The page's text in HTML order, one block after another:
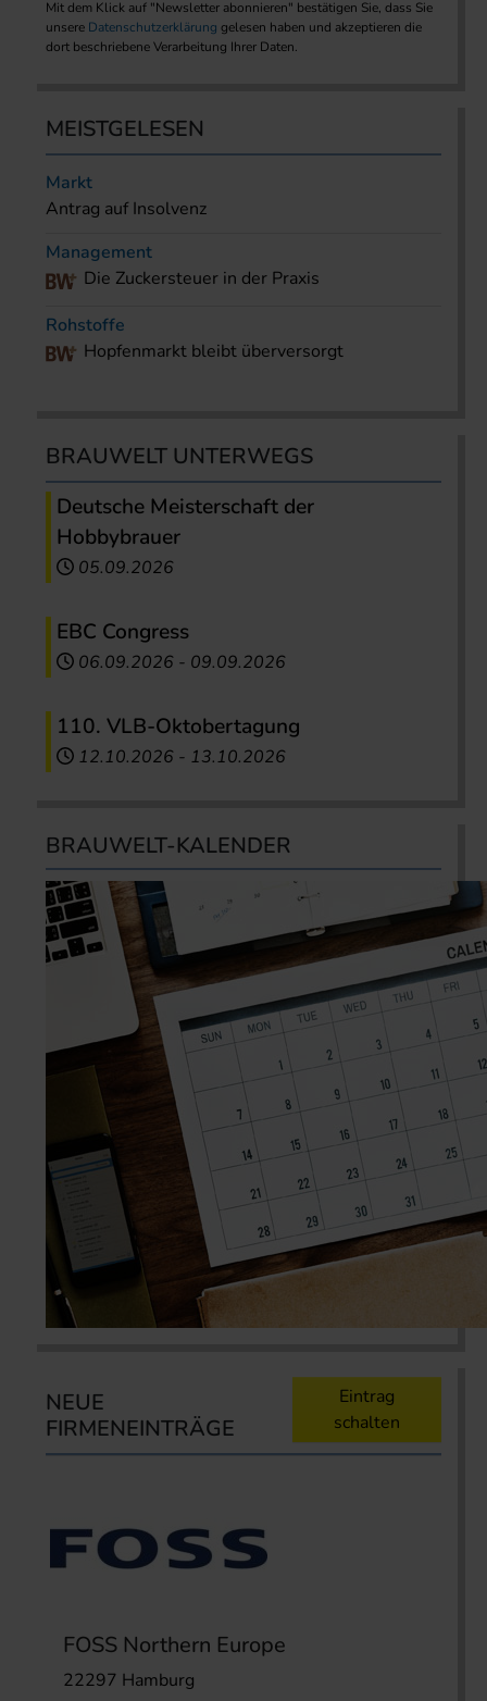
Mit dem Klick auf "Newsletter abonnieren" bestätigen Sie, dass Sie
unsere Datenschutzerklärung gelesen haben und akzeptieren die
dort beschriebene Verarbeitung Ihrer Daten.
MEISTGELESEN
Markt
Antrag auf Insolvenz
Management
Die Zuckersteuer in der Praxis
Rohstoffe
Hopfenmarkt bleibt überversorgt
BRAUWELT UNTERWEGS
Deutsche Meisterschaft der
Hobbybrauer
05.09.2026
EBC Congress
06.09.2026 - 09.09.2026
110. VLB-Oktobertagung
12.10.2026 - 13.10.2026
BRAUWELT-KALENDER
NEUE
FIRMENEINTRÄGE
Eintrag
schalten
FOSS Northern Europe
22297 Hamburg